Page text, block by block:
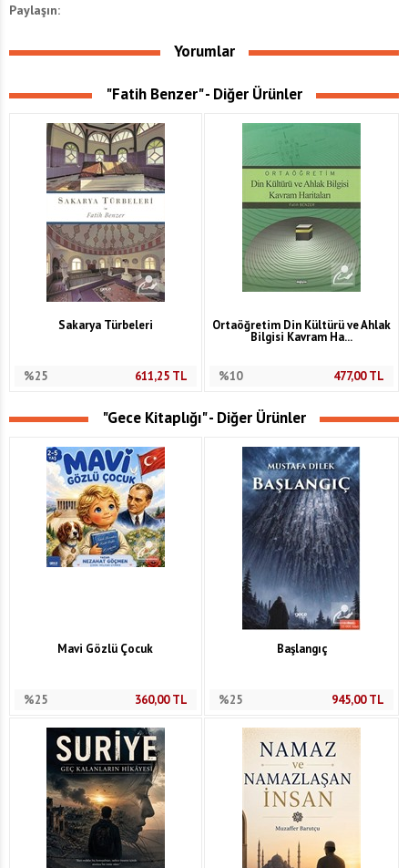
Paylaşın:
Yorumlar
"Fatih Benzer" - Diğer Ürünler
Sakarya Türbeleri
%25 611,25TL
Ortaöğretim Din Kültürü ve Ahlak
Bilgisi Kavram Ha...
%10 477,00TL
"Gece Kitaplığı" - Diğer Ürünler
Mavi Gözlü Çocuk
%25 360,00TL
Başlangıç
%25 945,00TL